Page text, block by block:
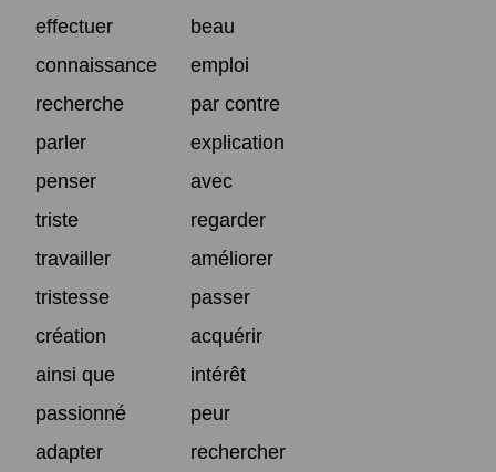
effectuer
beau
connaissance
emploi
recherche
par contre
parler
explication
penser
avec
triste
regarder
travailler
améliorer
tristesse
passer
création
acquérir
ainsi que
intérêt
passionné
peur
adapter
rechercher